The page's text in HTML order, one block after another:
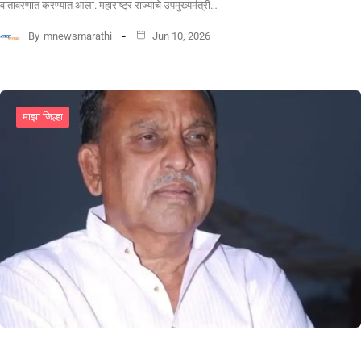
वातावरणात करण्यात आला. महाराष्ट्र राज्याचे उपमुख्यमंत्री…
By mnewsmarathi Jun 10, 2026
माझा जिल्हा